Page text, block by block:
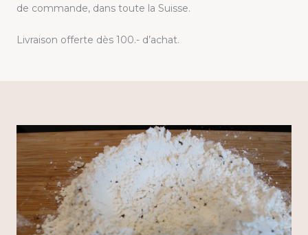
de commande, dans toute la Suisse.
Livraison offerte dès 100.- d’achat.